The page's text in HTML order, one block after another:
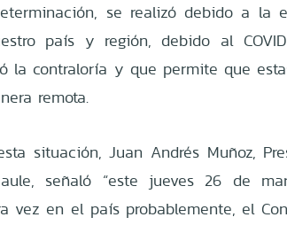
se realizó debido a la
país y región, debido al
la contraloría y que permite que
remota.
situación, Juan Andrés Muñoz,
señaló “este jueves 26 de
vez en el país probablemente, el